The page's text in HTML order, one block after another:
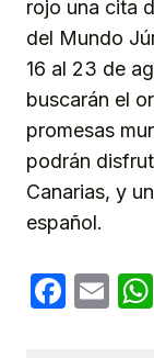
rojo una cita
del Mundo
16 al 23 de
buscarán el
promesas
podrán
Canarias, y
español.